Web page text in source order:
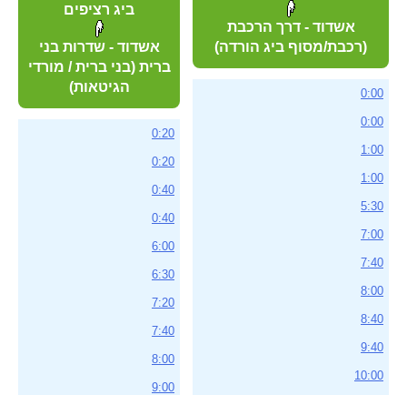
אשדוד - דרך הרכבת
(רכבת/מסוף ביג הורדה)
0:00
0:00
1:00
1:00
5:30
7:00
7:40
8:00
8:40
9:40
10:00
ביג רציפים
אשדוד - שדרות בני
ברית (בני ברית / מורדי
הגיטאות)
0:20
0:20
0:40
0:40
6:00
6:30
7:20
7:40
8:00
9:00